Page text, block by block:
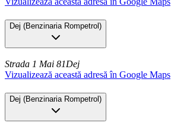
Dej (Benzinaria Rompetrol)
Strada 1 Mai 81Dej
Vizualizează această adresă în Google Maps
Dej (Benzinaria Rompetrol )